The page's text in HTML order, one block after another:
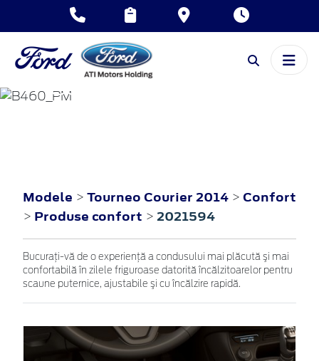
TOURNEO
COURIER
Modele > Tourneo Courier 2014 > Confort
> Produse confort > 2021594
Bucuraţi-vă de o experienţă a condusului mai plăcută şi mai
confortabilă în zilele friguroase datorită încălzitoarelor pentru
scaune puternice, ajustabile şi cu încălzire rapidă.